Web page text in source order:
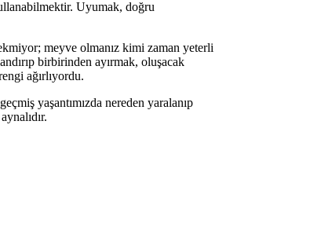
Uyumak, doğru
meyve olmanız kimi zaman yeterli
birbirinden ayırmak, oluşacak
ağırlıyordu.
yaşantımızda nereden yaralanıp